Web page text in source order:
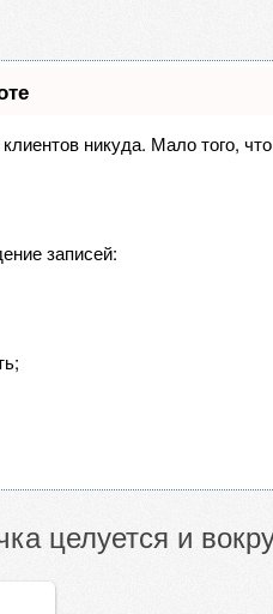
никуда. Мало того,
записей:
целуется и